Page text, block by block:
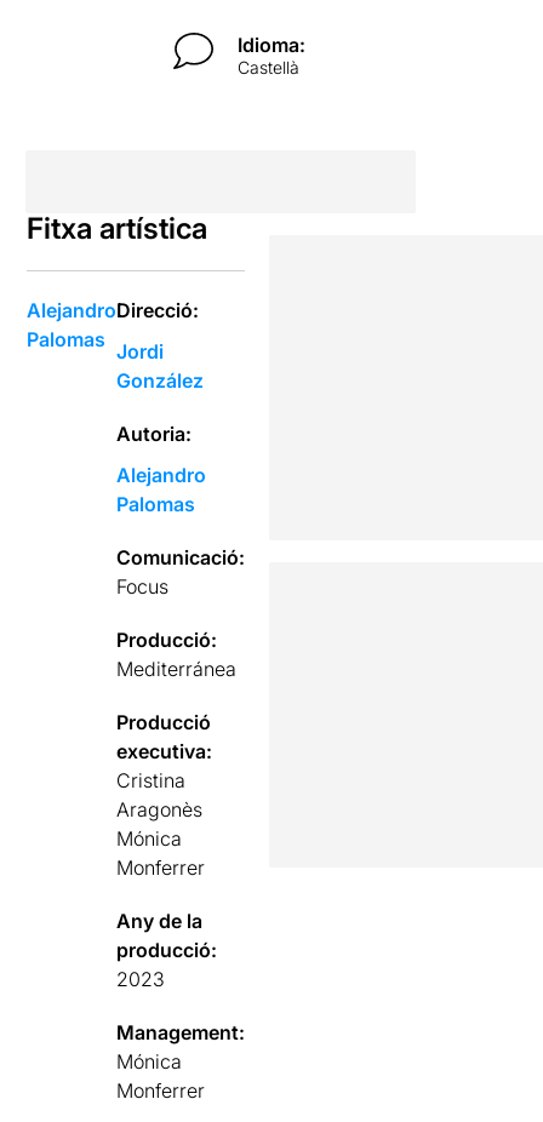
Idioma:
Castellà
Fitxa artística
Alejandro
Palomas
Direcció:
Jordi
González
Autoria:
Alejandro
Palomas
Comunicació:
Focus
Producció:
Mediterránea
Producció
executiva:
Cristina
Aragonès
Mónica
Monferrer
Any de la
producció:
2023
Management:
Mónica
Monferrer